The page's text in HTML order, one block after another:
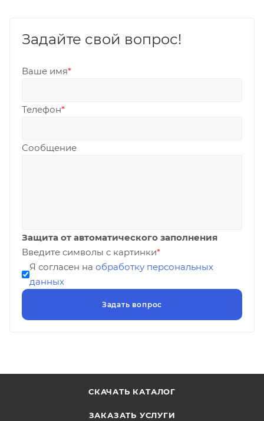
Задайте свой вопрос!
Ваше имя*
Телефон*
Сообщение
Защита от автоматического заполнения
Введите символы с картинки*
Я согласен на обработку персональных
данных
СКАЧАТЬ КАТАЛОГ
ЗАКАЗАТЬ УСЛУГИ